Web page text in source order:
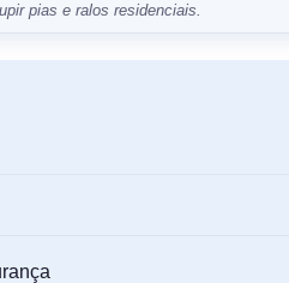
pias e ralos residenciais.